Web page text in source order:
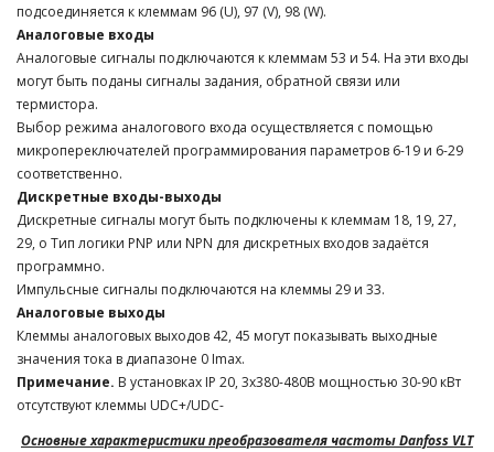
подсоединяется к клеммам 96 (U), 97 (V), 98 (W).
Аналоговые входы
Аналоговые сигналы подключаются к клеммам 53 и 54. На эти входы
могут быть поданы сигналы задания, обратной связи или
термистора.
Выбор режима аналогового входа осуществляется с помощью
микропереключателей программирования параметров 6-19 и 6-29
соответственно.
Дискретные входы-выходы
Дискретные сигналы могут быть подключены к клеммам 18, 19, 27,
29, о Тип логики PNP или NPN для дискретных входов задаётся
программно.
Импульсные сигналы подключаются на клеммы 29 и 33.
Аналоговые выходы
Клеммы аналоговых выходов 42, 45 могут показывать выходные
значения тока в диапазоне 0 Imax.
Примечание. В установках IP 20, 3x380-480В мощностью 30-90 кВт
отсутствуют клеммы UDC+/UDC-
Основные характеристики преобразователя частоты Danfoss VLT